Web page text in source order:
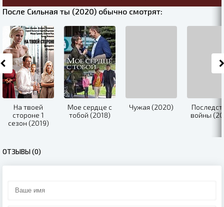
После Сильная ты (2020) обычно смотрят:
На твоей
стороне 1
сезон (2019)
Мое сердце с
тобой (2018)
Чужая (2020)
войны
ОТЗЫВЫ (0)